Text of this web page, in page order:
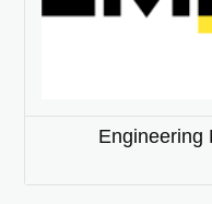
Engineering